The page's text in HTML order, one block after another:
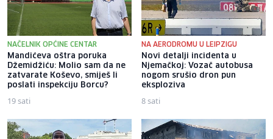
NAČELNIK OPĆINE CENTAR
Mandićeva oštra poruka
Džemidžiću: Molio sam da ne
zatvarate Koševo, smiješ li
poslati inspekciju Borcu?
19 sati
NA AERODROMU U LEIPZIGU
Novi detalji incidenta u
Njemačkoj: Vozač autobusa
nogom srušio dron pun
eksploziva
8 sati